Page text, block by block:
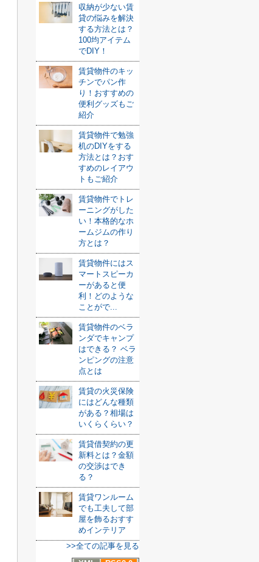
収納が少ない賃
貸の悩みを解決
する方法とは？
100均アイテム
でDIY！
賃貸物件のキッ
チンでパン作
り！おすすめの
便利グッズもご
紹介
賃貸物件で勉強
机のDIYをする
方法とは？おす
すめのレイアウ
トもご紹介
賃貸物件でトレ
ーニングがした
い！本格的なホ
ームジムの作り
方とは？
賃貸物件にはス
マートスピーカ
ーがあると便
利！どのような
ことがで...
賃貸物件のベラ
ンダでキャンプ
はできる？ ベラ
ンピングの注意
点とは
賃貸の火災保険
にはどんな種類
がある？相場は
いくらくらい？
賃貸借契約の更
新料とは？金額
の交渉はでき
る？
賃貸ワンルーム
でも工夫して部
屋を飾るおすす
めインテリア
>>全ての記事を見る